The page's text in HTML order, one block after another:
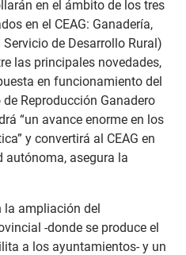
en el ámbito de los tres
en el CEAG: Ganadería,
de Desarrollo Rural)
las principales novedades,
en funcionamiento del
Reproducción Ganadero
“un avance enorme en los
y convertirá al CEAG en
autónoma, asegura la
la ampliación del
-donde se produce el
a los ayuntamientos- y un